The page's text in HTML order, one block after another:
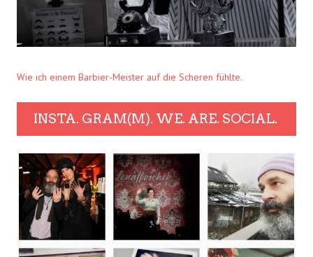
Wie ich einem Barbier-Meister auf die Scheren fühlte.
INSTA. GRAM(M). WE. ARE. SOCIAL.